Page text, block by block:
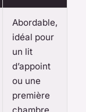
Abordable,
idéal pour
un lit
d’appoint
ou une
première